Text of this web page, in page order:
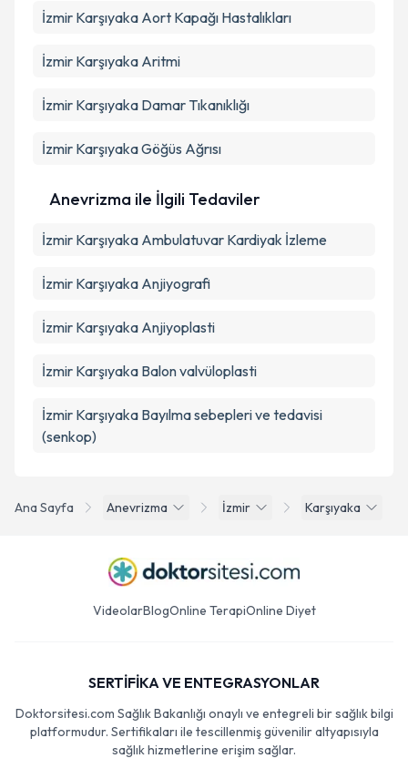
Ana Sayfa Anevrizma İzmir Karşıyaka
İzmir Karşıyaka Aort Kapağı Hastalıkları
İzmir Karşıyaka Aritmi
İzmir Karşıyaka Damar Tıkanıklığı
İzmir Karşıyaka Göğüs Ağrısı
Anevrizma ile İlgili Tedaviler
İzmir Karşıyaka Ambulatuvar Kardiyak İzleme
İzmir Karşıyaka Anjiyografi
İzmir Karşıyaka Anjiyoplasti
İzmir Karşıyaka Balon valvüloplasti
İzmir Karşıyaka Bayılma sebepleri ve tedavisi
(senkop)
VideolarBlogOnline TerapiOnline Diyet
SERTİFİKA VE ENTEGRASYONLAR
Doktorsitesi.com Sağlık Bakanlığı onaylı ve entegreli bir sağlık bilgi
platformudur. Sertifikaları ile tescillenmiş güvenilir altyapısıyla
sağlık hizmetlerine erişim sağlar.